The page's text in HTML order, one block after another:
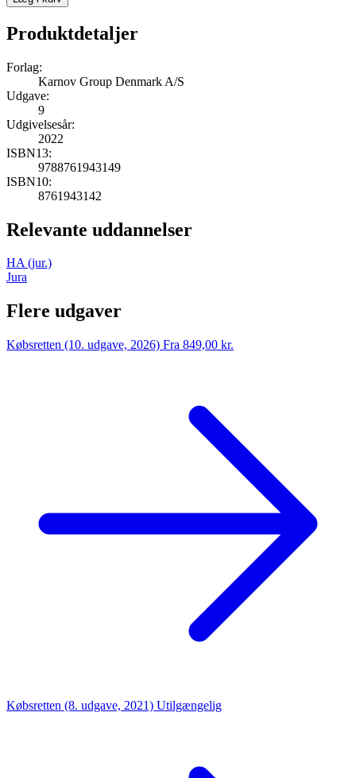
Produktdetaljer
Forlag:
Karnov Group Denmark A/S
Udgave:
9
Udgivelsesår:
2022
ISBN13:
9788761943149
ISBN10:
8761943142
Relevante uddannelser
HA (jur.)
Jura
Flere udgaver
Købsretten (10. udgave, 2026) Fra 849,00 kr.
Købsretten (8. udgave, 2021) Utilgængelig